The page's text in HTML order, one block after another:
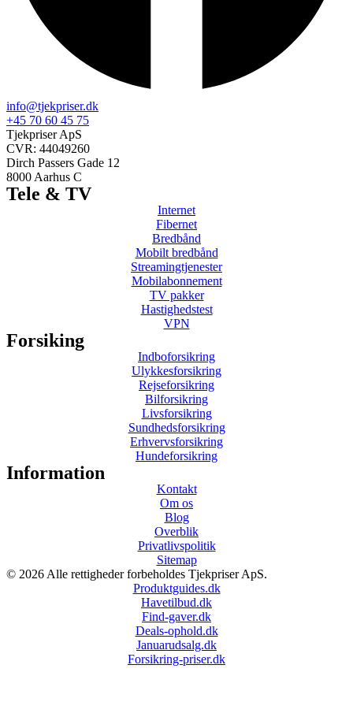
info@tjekpriser.dk
+45 70 60 45 75
Tjekpriser ApS
CVR: 44049260
Dirch Passers Gade 12
8000 Aarhus C
Tele & TV
Internet
Fibernet
Bredbånd
Mobilt bredbånd
Streamingtjenester
Mobilabonnement
TV pakker
Hastighedstest
VPN
Forsiking
Indboforsikring
Ulykkesforsikring
Rejseforsikring
Bilforsikring
Livsforsikring
Sundhedsforsikring
Erhvervsforsikring
Hundeforsikring
Information
Kontakt
Om os
Blog
Overblik
Privatlivspolitik
Sitemap
© 2026 Alle rettigheder forbeholdes Tjekpriser ApS.
Produktguides.dk
Havetilbud.dk
Find-gaver.dk
Deals-ophold.dk
Januarudsalg.dk
Forsikring-priser.dk